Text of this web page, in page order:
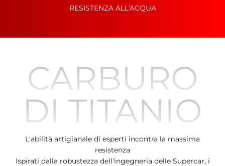
RESISTENZA ALL'ACQUA
CARBURO
DI TITANIO
L'abilità artigianale di esperti incontra la massima
resistenza
Ispirati dalla robustezza dell'ingegneria delle Supercar, i